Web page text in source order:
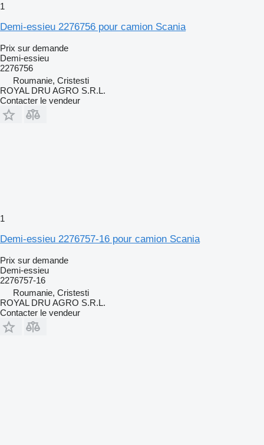
1
Demi-essieu 2276756 pour camion Scania
Prix sur demande
Demi-essieu
2276756
Roumanie, Cristesti
ROYAL DRU AGRO S.R.L.
Contacter le vendeur
1
Demi-essieu 2276757-16 pour camion Scania
Prix sur demande
Demi-essieu
2276757-16
Roumanie, Cristesti
ROYAL DRU AGRO S.R.L.
Contacter le vendeur